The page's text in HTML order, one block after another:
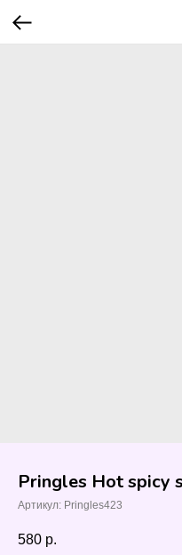
Pringles Hot spicy
Артикул: Pringles423
580 р.